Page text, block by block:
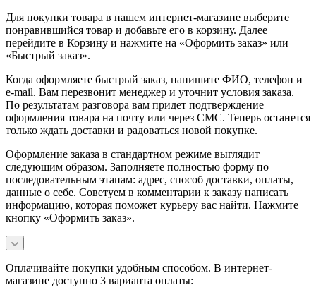
Для покупки товара в нашем интернет-магазине выберите
понравившийся товар и добавьте его в корзину. Далее
перейдите в Корзину и нажмите на «Оформить заказ» или
«Быстрый заказ».
Когда оформляете быстрый заказ, напишите ФИО, телефон и
e-mail. Вам перезвонит менеджер и уточнит условия заказа.
По результатам разговора вам придет подтверждение
оформления товара на почту или через СМС. Теперь останется
только ждать доставки и радоваться новой покупке.
Оформление заказа в стандартном режиме выглядит
следующим образом. Заполняете полностью форму по
последовательным этапам: адрес, способ доставки, оплаты,
данные о себе. Советуем в комментарии к заказу написать
информацию, которая поможет курьеру вас найти. Нажмите
кнопку «Оформить заказ».
Оплачивайте покупки удобным способом. В интернет-
магазине доступно 3 варианта оплаты: